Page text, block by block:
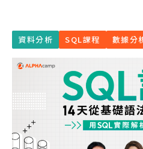
資料分析 SQL課程 數據分